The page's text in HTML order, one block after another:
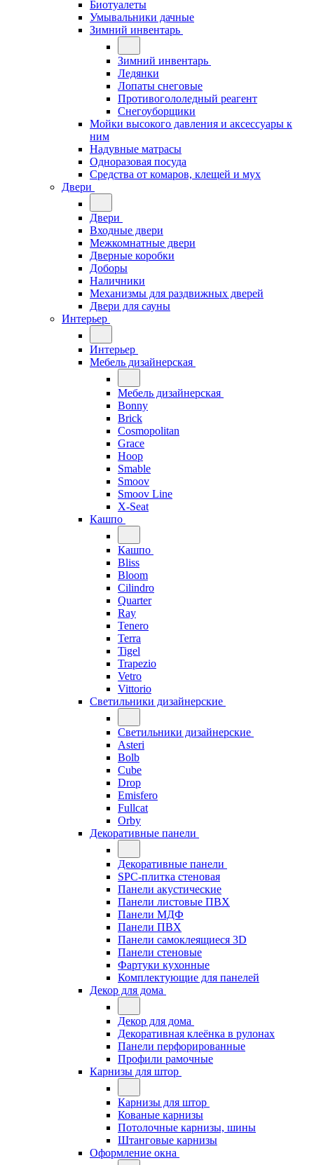
Биотуалеты
Умывальники дачные
Зимний инвентарь
Зимний инвентарь
Ледянки
Лопаты снеговые
Противогололедный реагент
Снегоуборщики
Мойки высокого давления и аксессуары к
ним
Надувные матрасы
Одноразовая посуда
Средства от комаров, клещей и мух
Двери
Двери
Входные двери
Межкомнатные двери
Дверные коробки
Доборы
Наличники
Механизмы для раздвижных дверей
Двери для сауны
Интерьер
Интерьер
Мебель дизайнерская
Мебель дизайнерская
Bonny
Brick
Cosmopolitan
Grace
Hoop
Smable
Smoov
Smoov Line
X-Seat
Кашпо
Кашпо
Bliss
Bloom
Cilindro
Quarter
Ray
Tenero
Terra
Tigel
Trapezio
Vetro
Vittorio
Светильники дизайнерские
Светильники дизайнерские
Asteri
Bolb
Cube
Drop
Emisfero
Fullcat
Orby
Декоративные панели
Декоративные панели
SPC-плитка стеновая
Панели акустические
Панели листовые ПВХ
Панели МДФ
Панели ПВХ
Панели самоклеящиеся 3D
Панели стеновые
Фартуки кухонные
Комплектующие для панелей
Декор для дома
Декор для дома
Декоративная клеёнка в рулонах
Панели перфорированные
Профили рамочные
Карнизы для штор
Карнизы для штор
Кованые карнизы
Потолочные карнизы, шины
Штанговые карнизы
Оформление окна